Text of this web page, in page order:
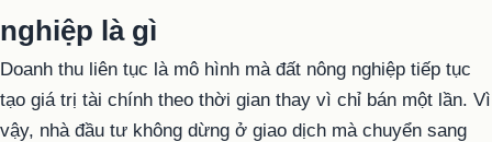
nghiệp là gì
Doanh thu liên tục là mô hình mà đất nông nghiệp tiếp tục
tạo giá trị tài chính theo thời gian thay vì chỉ bán một lần. Vì
vậy, nhà đầu tư không dừng ở giao dịch mà chuyển sang